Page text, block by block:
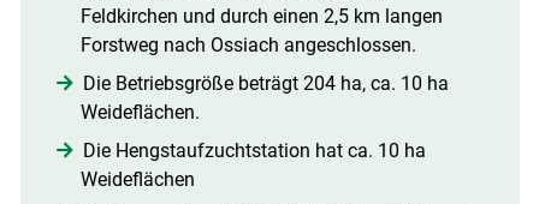
Feldkirchen und durch einen 2,5 km langen
Forstweg nach Ossiach angeschlossen.
Die Betriebsgröße beträgt 204 ha, ca. 10 ha
Weideflächen.
Die Hengstaufzuchtstation hat ca. 10 ha
Weideflächen